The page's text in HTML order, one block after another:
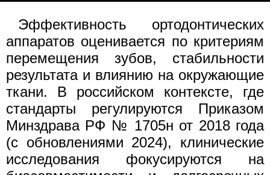
Эффективность ортодонтических
аппаратов оценивается по критериям
перемещения зубов, стабильности
результата и влиянию на окружающие
ткани. В российском контексте, где
стандарты регулируются Приказом
Минздрава РФ № 1705н от 2018 года
(с обновлениями 2024), клинические
исследования фокусируются на